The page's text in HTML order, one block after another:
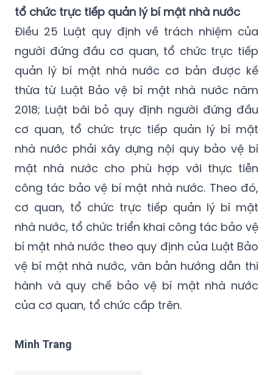
tổ chức trực tiếp quản lý bí mật nhà nước
Điều 25 Luật quy định về trách nhiệm của
người đứng đầu cơ quan, tổ chức trực tiếp
quản lý bí mật nhà nước cơ bản được kế
thừa từ Luật Bảo vệ bí mật nhà nước năm
2018; Luật bãi bỏ quy định người đứng đầu
cơ quan, tổ chức trực tiếp quản lý bí mật
nhà nước phải xây dựng nội quy bảo vệ bí
mật nhà nước cho phù hợp với thực tiễn
công tác bảo vệ bí mật nhà nước. Theo đó,
cơ quan, tổ chức trực tiếp quản lý bí mật
nhà nước, tổ chức triển khai công tác bảo vệ
bí mật nhà nước theo quy định của Luật Bảo
vệ bí mật nhà nước, văn bản hướng dẫn thi
hành và quy chế bảo vệ bí mật nhà nước
của cơ quan, tổ chức cấp trên.
Minh Trang